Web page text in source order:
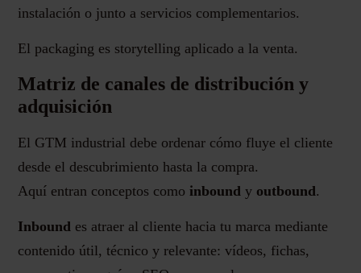
instalación o junto a servicios complementarios.
El packaging es storytelling aplicado a la venta.
Matriz de canales de distribución y
adquisición
El GTM industrial debe ordenar cómo fluye el cliente
desde el descubrimiento hasta la compra.
Aquí entran conceptos como inbound y outbound.
Inbound es atraer al cliente hacia tu marca mediante
contenido útil, técnico y relevante: vídeos, fichas,